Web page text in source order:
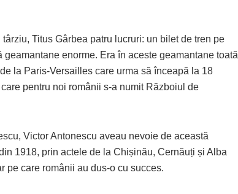
Titus Gârbea patru lucruri: un bilet de tren pe
enorme. Era în aceste geamantane toată
la Paris-Versailles care urma să înceapă la 18
pentru noi românii s-a numit Războiul de
Victor Antonescu aveau nevoie de această
1918, prin actele de la Chișinău, Cernăuți și Alba
pe care românii au dus-o cu succes.